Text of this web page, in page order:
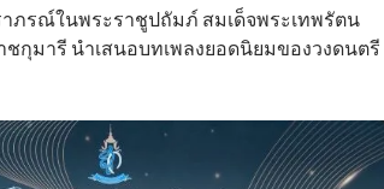
ภรณ์ในพระราชูปถัมภ์ สมเด็จพระเทพรัตน
กุมารี นําเสนอบทเพลงยอดนิยมของวงดนตรี